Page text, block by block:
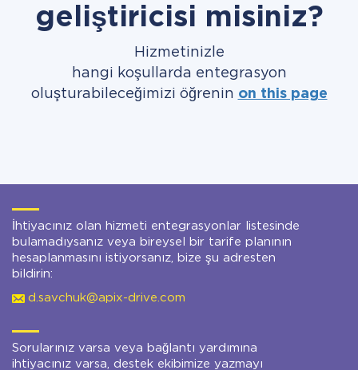
geliştiricisi misiniz?
Hizmetinizle
hangi koşullarda entegrasyon
oluşturabileceğimizi öğrenin on this page
İhtiyacınız olan hizmeti entegrasyonlar listesinde
bulamadıysanız veya bireysel bir tarife planının
hesaplanmasını istiyorsanız, bize şu adresten
bildirin:
d.savchuk@apix-drive.com
Sorularınız varsa veya bağlantı yardımına
ihtiyacınız varsa, destek ekibimize yazmayı